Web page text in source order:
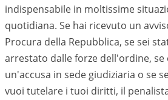
indispensabile in moltissime
quotidiana. Se hai ricevuto un
Procura della Repubblica, se sei
arrestato dalle forze dell'ordine, se
un'accusa in sede giudiziaria o se
vuoi tutelare i tuoi diritti, il